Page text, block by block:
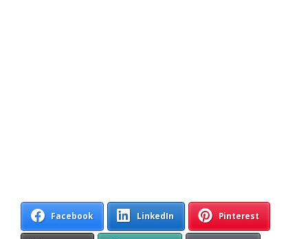
Facebook LinkedIn Pinterest